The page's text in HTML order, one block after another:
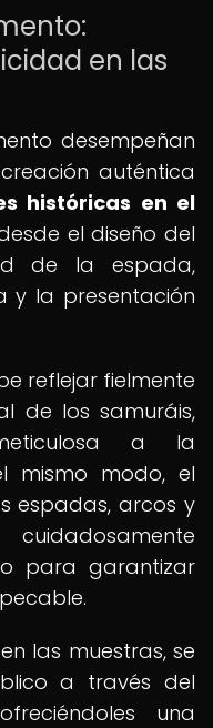
en las
desempeñan
auténtica
históricas en el
el diseño del
de la espada,
y la presentación
reflejar fielmente
de los samuráis,
a la
mismo modo, el
espadas, arcos y
para garantizar
las muestras, se
a través del
una